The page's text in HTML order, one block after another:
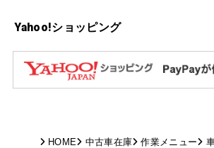
Yahoo!ショッピング
HOME 中古車在庫 作業メニュー